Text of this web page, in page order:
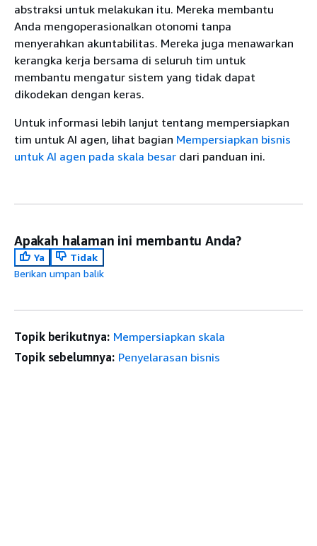
abstraksi untuk melakukan itu. Mereka membantu
Anda mengoperasionalkan otonomi tanpa
menyerahkan akuntabilitas. Mereka juga menawarkan
kerangka kerja bersama di seluruh tim untuk
membantu mengatur sistem yang tidak dapat
dikodekan dengan keras.
Untuk informasi lebih lanjut tentang mempersiapkan
tim untuk AI agen, lihat bagian Mempersiapkan bisnis
untuk AI agen pada skala besar dari panduan ini.
Apakah halaman ini membantu Anda?
Ya
Tidak
Berikan umpan balik
Topik berikutnya: Mempersiapkan skala
Topik sebelumnya: Penyelarasan bisnis